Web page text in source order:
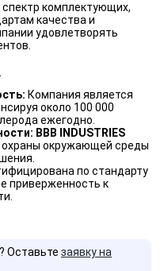
комплектующих,
качества и
удовлетворять
Компания является
около 100 000
ежегодно.
BBB INDUSTRIES
охраны окружающей среды
по стандарту
приверженность к
Оставьте заявку на